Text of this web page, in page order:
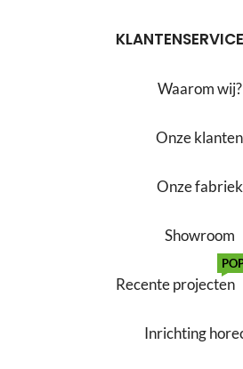
Waarom wij?
Onze klanten
Onze fabriek
Showroom
Recente projecten
Inrichting